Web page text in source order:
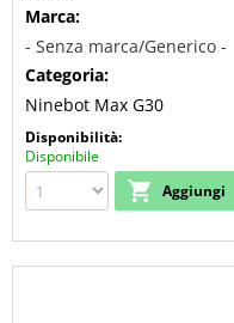
Marca:
- Senza marca/Generico -
Categoria:
Ninebot Max G30
Disponibilità:
Disponibile